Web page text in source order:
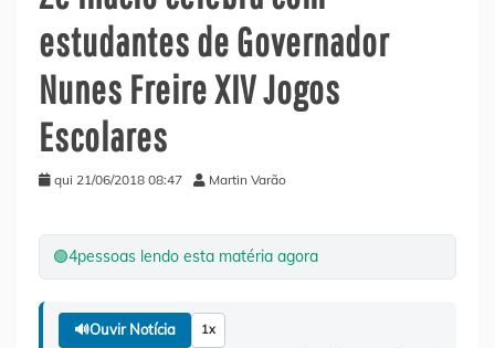
estudantes de Governador
Nunes Freire XIV Jogos
Escolares
qui 21/06/2018 08:47 Martin Varão
🟢4pessoas lendo esta matéria agora
🔊Ouvir Notícia 1x